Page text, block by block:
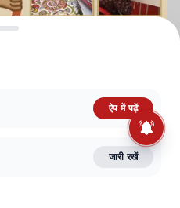
ऐप में पढ़ें
जारी रखें